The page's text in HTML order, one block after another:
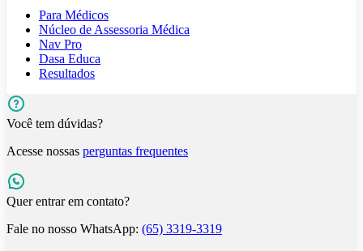
Para Médicos
Núcleo de Assessoria Médica
Nav Pro
Dasa Educa
Resultados
Você tem dúvidas?
Acesse nossas perguntas frequentes
Quer entrar em contato?
Fale no nosso WhatsApp: (65) 3319-3319